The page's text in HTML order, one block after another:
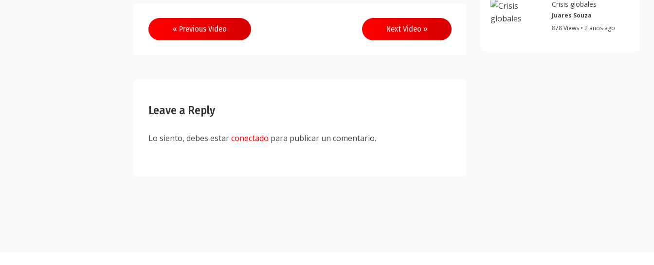
Navegación
de
« Previous Video Next Video »
Leave a Reply
Lo siento, debes estarconectado para publicar un comentario.
Crisis globales
Juares Souza
878 Views • 2 años ago